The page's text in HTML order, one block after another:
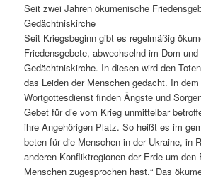
Seit zwei Jahren ökumenische
Gedächtniskirche
Seit Kriegsbeginn gibt es regelmäßig
Friedensgebete, abwechselnd im Dom und
Gedächtniskirche. In diesen wird den
das Leiden der Menschen gedacht. In
Wortgottesdienst finden Ängste und
Gebet für die vom Krieg unmittelbar
ihre Angehörigen Platz. So heißt es im
beten für die Menschen in der Ukraine, in
anderen Konfliktregionen der Erde um den
Menschen zugesprochen hast.“ Das